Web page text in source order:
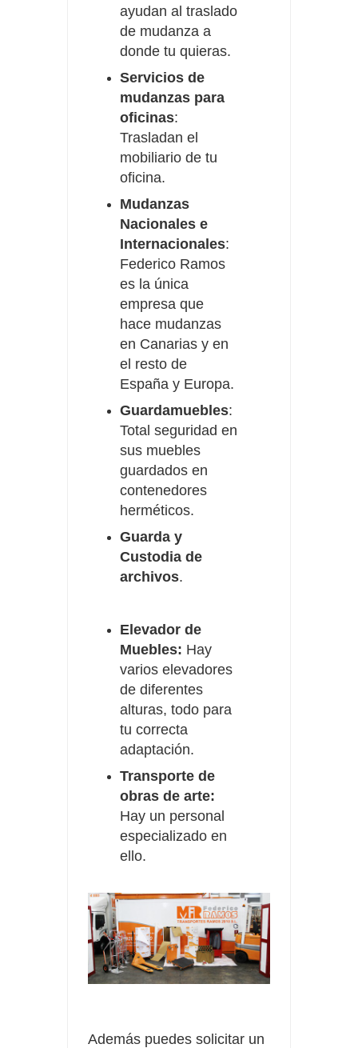
ayudan al traslado
de mudanza a
donde tu quieras.
Servicios de
mudanzas para
oficinas:
Trasladan el
mobiliario de tu
oficina.
Mudanzas
Nacionales e
Internacionales:
Federico Ramos
es la única
empresa que
hace mudanzas
en Canarias y en
el resto de
España y Europa.
Guardamuebles:
Total seguridad en
sus muebles
guardados en
contenedores
herméticos.
Guarda y
Custodia de
archivos.
Elevador de
Muebles: Hay
varios elevadores
de diferentes
alturas, todo para
tu correcta
adaptación.
Transporte de
obras de arte:
Hay un personal
especializado en
ello.
Además puedes solicitar un